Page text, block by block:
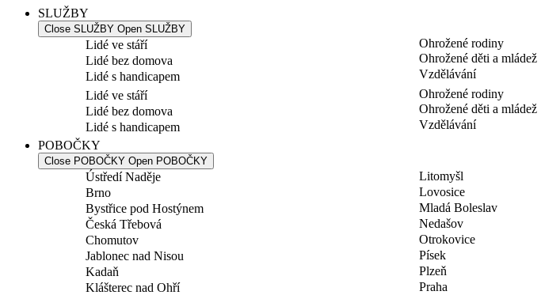
SLUŽBY
Close SLUŽBY Open SLUŽBY
Lidé ve stáří
Lidé bez domova
Lidé s handicapem
Ohrožené rodiny
Ohrožené děti a mládež
Vzdělávání
Lidé ve stáří
Lidé bez domova
Lidé s handicapem
Ohrožené rodiny
Ohrožené děti a mládež
Vzdělávání
POBOČKY
Close POBOČKY Open POBOČKY
Ústředí Naděje
Brno
Bystřice pod Hostýnem
Česká Třebová
Chomutov
Jablonec nad Nisou
Kadaň
Klášterec nad Ohří
Litomyšl
Lovosice
Mladá Boleslav
Nedašov
Otrokovice
Písek
Plzeň
Praha